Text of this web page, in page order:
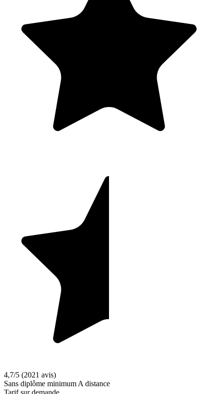
4,7/5 (2021 avis)
Sans diplôme minimumA distance